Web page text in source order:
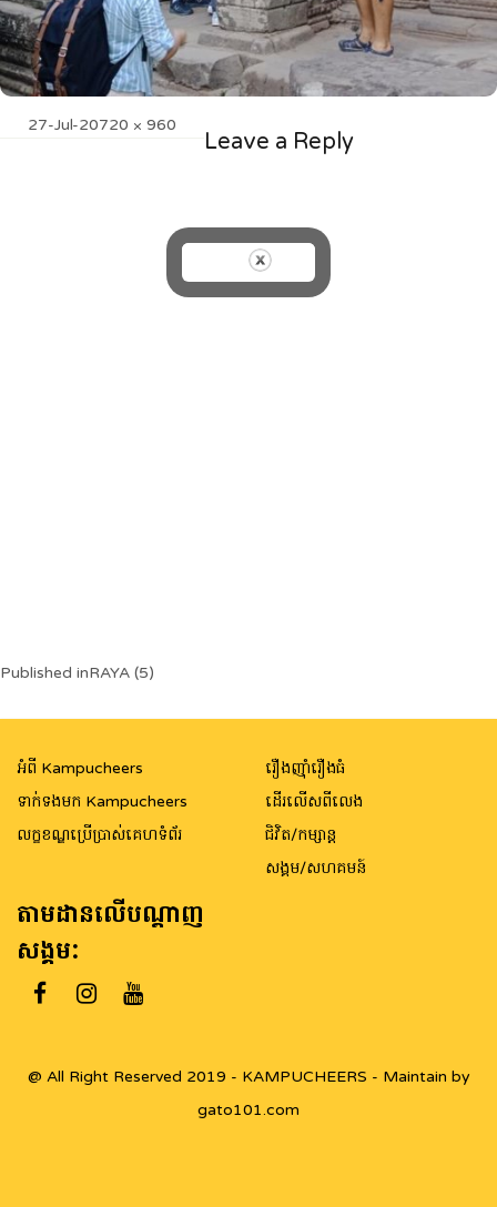
Posted
27-Jul-20Full
720 × 960
Leave a Reply
Post
navigation
Published inRAYA (5)
អំពី Kampucheers
ទាក់ទងមក Kampucheers
លក្ខខណ្ឌប្រើប្រាស់គេហទំព័រ
រឿងញ៉ាំរឿងធំ
ដើរលើសពីលេង
ជិវិត/កម្សាន្ត
សង្គម/សហគមន៍
តាមដានលើបណ្តាញ
សង្គម:
@ All Right Reserved 2019 - KAMPUCHEERS - Maintain by
gato101.com